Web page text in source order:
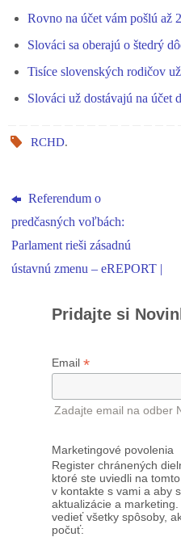
Rovno na účet vám pošlú
Slováci sa oberajú o štedrý
Tisíce slovenských rodičov
Slováci už dostávajú na účet
RCHD.
Referendum o
predčasných voľbách:
Parlament rieši zásadnú
ústavnú zmenu – eREPORT |
Pridajte si
Email *
Zadajte email na odber
Marketingové povolenia
Register chránených
ktoré ste uviedli na
v kontakte s vami a aby
aktualizácie a
vedieť všetky spôsoby,
počuť: